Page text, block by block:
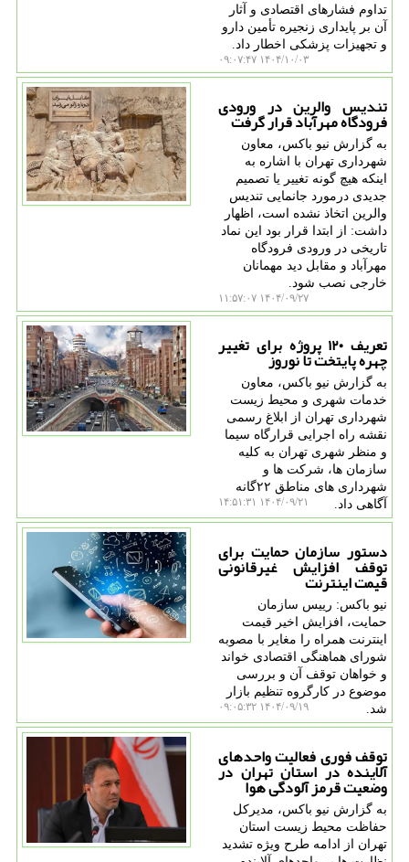
تداوم فشارهای اقتصادی و آثار
آن بر پایداری زنجیره تأمین دارو
و تجهیزات پزشکی اخطار داد.
۱۴۰۴/۱۰/۰۳ ۰۹:۰۷:۴۷
تندیس والرین در ورودی
فرودگاه مهرآباد قرار گرفت
به گزارش نیو باکس، معاون
شهرداری تهران با اشاره به
اینکه هیچ گونه تغییر یا تصمیم
جدیدی درمورد جانمایی تندیس
والرین اتخاذ نشده است، اظهار
داشت: از ابتدا قرار بود این نماد
تاریخی در ورودی فرودگاه
مهرآباد و مقابل دید مهمانان
خارجی نصب شود.
۱۴۰۴/۰۹/۲۷ ۱۱:۵۷:۰۷
تعریف ۱۲۰ پروژه برای تغییر
چهره پایتخت تا نوروز
به گزارش نیو باکس، معاون
خدمات شهری و محیط زیست
شهرداری تهران از ابلاغ رسمی
نقشه راه اجرایی قرارگاه سیما
و منظر شهری تهران به کلیه
سازمان ها، شرکت ها و
شهرداری های مناطق ۲۲گانه
آگاهی داد.
۱۴۰۴/۰۹/۲۱ ۱۴:۵۱:۳۱
دستور سازمان حمایت برای
توقف افزایش غیرقانونی
قیمت اینترنت
نیو باکس: رییس سازمان
حمایت، افزایش اخیر قیمت
اینترنت همراه را مغایر با مصوبه
شورای هماهنگی اقتصادی خواند
و خواهان توقف آن و بررسی
موضوع در کارگروه تنظیم بازار
شد.
۱۴۰۴/۰۹/۱۹ ۰۹:۰۵:۳۲
توقف فوری فعالیت واحدهای
آلاینده در استان تهران در
وضعیت قرمز آلودگی هوا
به گزارش نیو باکس، مدیرکل
حفاظت محیط زیست استان
تهران از ادامه طرح ویژه تشدید